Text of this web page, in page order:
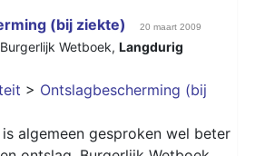
(bij ziekte) 20 maart 2009
Burgerlijk Wetboek, Langdurig
> Ontslagbescherming (bij
is algemeen gesproken wel beter